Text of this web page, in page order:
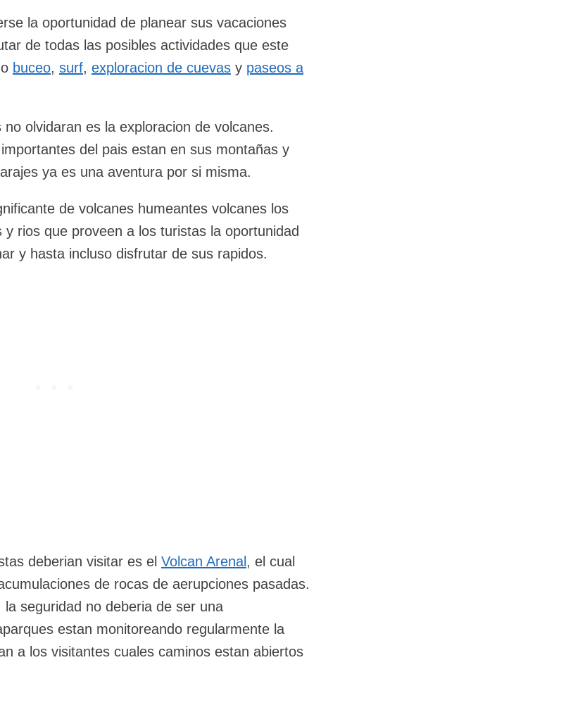
la oportunidad de planear sus vacaciones
de todas las posibles actividades que este
buceo, surf, exploracion de cuevas y paseos a
olvidaran es la exploracion de volcanes.
del pais estan en sus montañas y
ya es una aventura por si misma.
de volcanes humeantes volcanes los
rios que proveen a los turistas la oportunidad
y hasta incluso disfrutar de sus rapidos.
deberian visitar es el Volcan Arenal, el cual
de rocas de aerupciones pasadas.
seguridad no deberia de ser una
estan monitoreando regularmente la
a los visitantes cuales caminos estan abiertos